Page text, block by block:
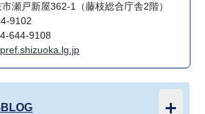
瀬戸新屋362-1（藤枝総合庁舎2階）
9102
644-9108